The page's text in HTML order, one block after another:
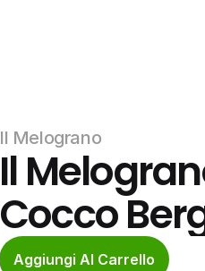
Il Melograno
Il
Cocco
Aggiungi Al Carrello